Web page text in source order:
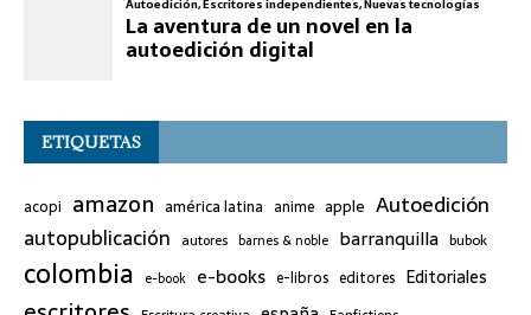
ETIQUETAS
acopi amazon américa latina anime apple Autoedición
autopublicación autores barnes & noble barranquilla bubok
colombia e-book e-books e-libros editores Editoriales